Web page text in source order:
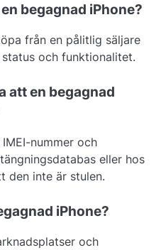
begagnad iPhone?
från en pålitlig säljare
och funktionalitet.
att en begagnad
nummer och
eller hos
den inte är stulen.
iPhone?
och